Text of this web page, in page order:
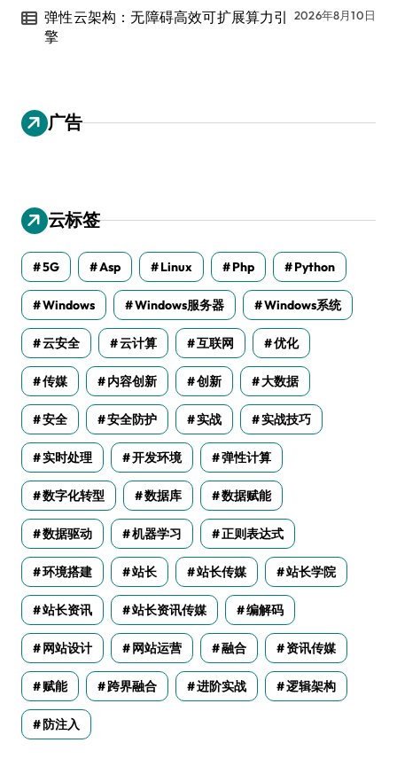
弹性云架构：无障碍高效可扩展算力引
擎
2026年8月10日
广告
云标签
5G Asp Linux Php Python
Windows Windows服务器 Windows系统
云安全 云计算 互联网 优化
传媒 内容创新 创新 大数据
安全 安全防护 实战 实战技巧
实时处理 开发环境 弹性计算
数字化转型 数据库 数据赋能
数据驱动 机器学习 正则表达式
环境搭建 站长 站长传媒 站长学院
站长资讯 站长资讯传媒 编解码
网站设计 网站运营 融合 资讯传媒
赋能 跨界融合 进阶实战 逻辑架构
防注入